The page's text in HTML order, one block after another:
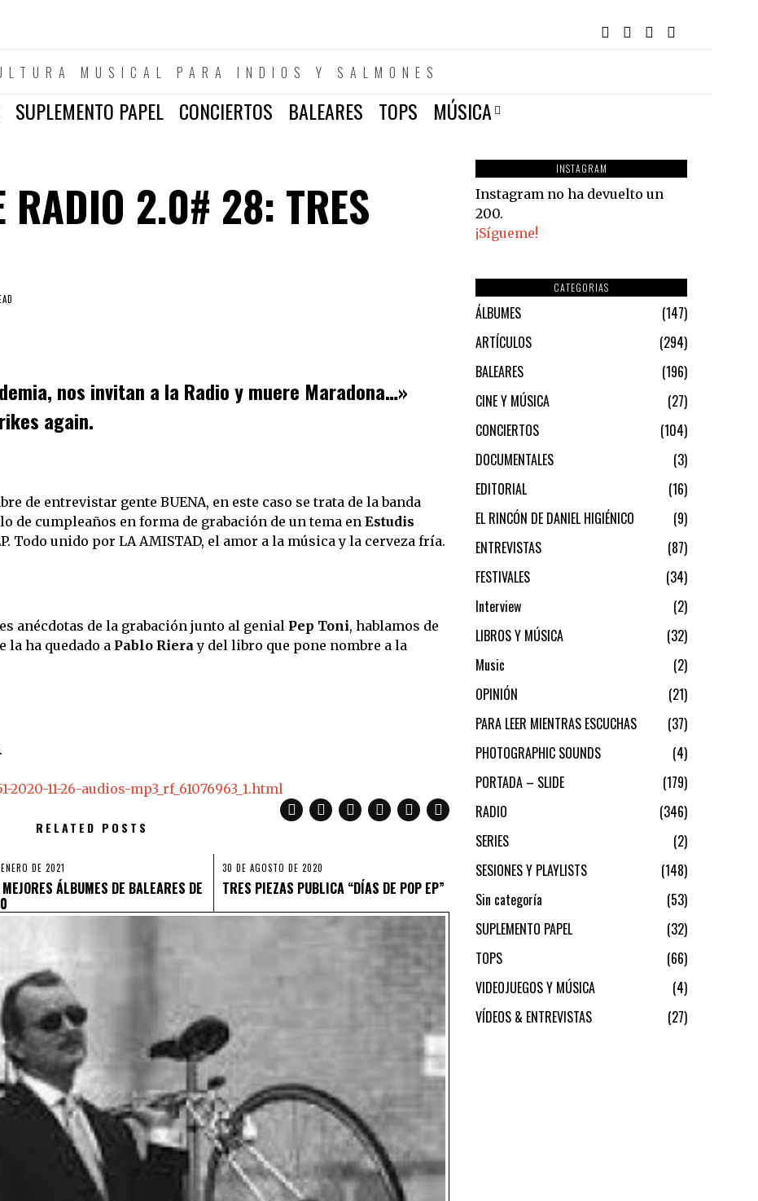
MUSICAL PARA INDIOS Y SALMONES
SUPLEMENTO PAPEL CONCIERTOS BALEARES TOPS
MÚSICA
RADIO 2.0# 28: TRES
nos invitan a la Radio y muere Maradona…»
again.
de entrevistar gente BUENA, en este caso se trata de la banda
de cumpleaños en forma de grabación de un tema en Estudis
Todo unido por LA AMISTAD, el amor a la música y la cerveza fría.
anécdotas de la grabación junto al genial Pep Toni, hablamos de
la ha quedado a Pablo Rieray del libro que pone nombre a la
11-26-audios-mp3_rf_61076963_1.html
RELATED POSTS
DE 2021
ÁLBUMES DE BALEARES DE
30 DE AGOSTO DE 2020
TRES PIEZAS PUBLICA “DÍAS DE POP EP”
INSTAGRAM
Instagram no ha devuelto un
200.
¡Sígueme!
CATEGORIAS
ÁLBUMES
147
ARTÍCULOS
294
BALEARES
196
CINE Y MÚSICA
27
CONCIERTOS
104
DOCUMENTALES
3
EDITORIAL
16
EL RINCÓN DE DANIEL HIGIÉNICO
9
ENTREVISTAS
87
FESTIVALES
34
Interview
2
LIBROS Y MÚSICA
32
Music
2
OPINIÓN
21
PARA LEER MIENTRAS ESCUCHAS
37
PHOTOGRAPHIC SOUNDS
4
PORTADA – SLIDE
179
RADIO
346
SERIES
2
SESIONES Y PLAYLISTS
148
Sin categoría
53
SUPLEMENTO PAPEL
32
TOPS
66
VIDEOJUEGOS Y MÚSICA
4
VÍDEOS & ENTREVISTAS
27